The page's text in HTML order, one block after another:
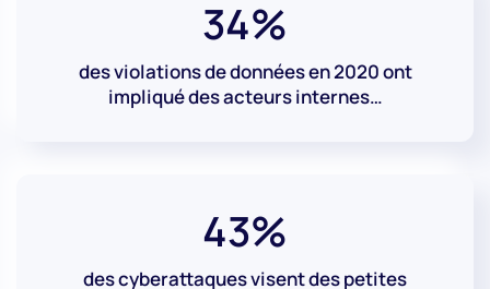
34%
des violations de données en 2020 ont
impliqué des acteurs internes…
43%
des cyberattaques visent des petites